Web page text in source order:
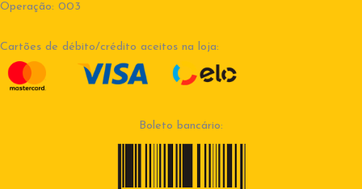
Operação: 003
Cartões de débito/crédito aceitos na loja:
Boleto bancário: